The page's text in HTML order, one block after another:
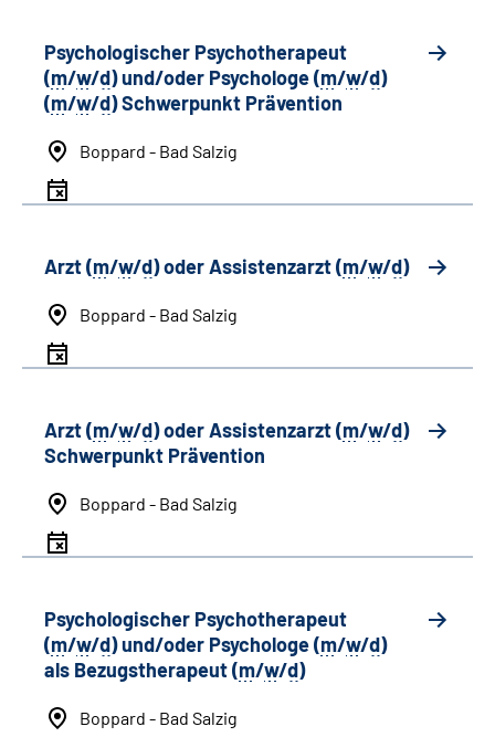
Psychologischer Psychotherapeut
(m/w/d) und/oder Psychologe (m/w/d)
(m/w/d) Schwerpunkt Prävention
Boppard - Bad Salzig
Arzt (m/w/d) oder Assistenzarzt (m/w/d)
Boppard - Bad Salzig
Arzt (m/w/d) oder Assistenzarzt (m/w/d)
Schwerpunkt Prävention
Boppard - Bad Salzig
Psychologischer Psychotherapeut
(m/w/d) und/oder Psychologe (m/w/d)
als Bezugstherapeut (m/w/d)
Boppard - Bad Salzig